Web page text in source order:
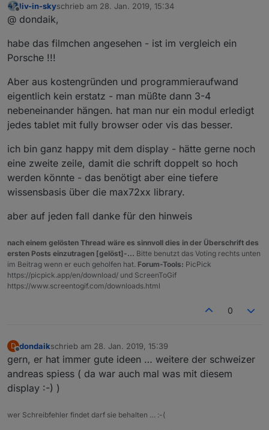
Offline
liv-in-skyschrieb am 28. Jan. 2019, 15:34
zuletzt editiert von
@ dondaik,
habe das filmchen angesehen - ist im vergleich ein
Porsche !!!
Aber aus kostengründen und programmieraufwand
eigentlich kein erstatz - man müßte dann 3-4
nebeneinander hängen. hat man nur ein modul erledigt
jedes tablet mit fully browser oder vis das besser.
ich bin ganz happy mit dem display - hätte gerne noch
eine zweite zeile, damit die schrift doppelt so hoch
werden könnte - das benötigt aber eine tiefere
wissensbasis über die max72xx library.
aber auf jeden fall danke für den hinweis
nach einem gelösten Thread wäre es sinnvoll dies in der Überschrift des
ersten Posts einzutragen [gelöst]-... Bitte benutzt das Voting rechts unten
im Beitrag wenn er euch geholfen hat. Forum-Tools: PicPick
https://picpick.app/en/download/ und ScreenToGif
https://www.screentogif.com/downloads.html
0
D dondaikschrieb am 28. Jan. 2019, 15:39
zuletzt editiert von
gern, er hat immer gute ideen … weitere der schweizer
andreas spiess ( da war auch mal was mit diesem
display :-) )
wer Schreibfehler findet darf sie behalten … :-(